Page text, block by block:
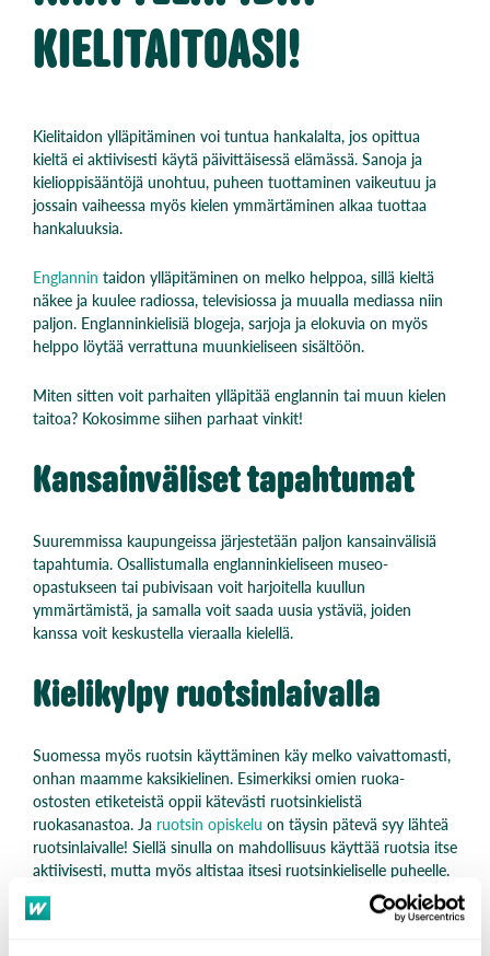
KIELITAITOASI!
Kielitaidon ylläpitäminen voi tuntua hankalalta, jos opittua
kieltä ei aktiivisesti käytä päivittäisessä elämässä. Sanoja ja
kielioppisääntöjä unohtuu, puheen tuottaminen vaikeutuu ja
jossain vaiheessa myös kielen ymmärtäminen alkaa tuottaa
hankaluuksia.
Englannin taidon ylläpitäminen on melko helppoa, sillä kieltä
näkee ja kuulee radiossa, televisiossa ja muualla mediassa niin
paljon. Englanninkielisiä blogeja, sarjoja ja elokuvia on myös
helppo löytää verrattuna muunkieliseen sisältöön.
Miten sitten voit parhaiten ylläpitää englannin tai muun kielen
taitoa? Kokosimme siihen parhaat vinkit!
Kansainväliset tapahtumat
Suuremmissa kaupungeissa järjestetään paljon kansainvälisiä
tapahtumia. Osallistumalla englanninkieliseen museo-
opastukseen tai pubivisaan voit harjoitella kuullun
ymmärtämistä, ja samalla voit saada uusia ystäviä, joiden
kanssa voit keskustella vieraalla kielellä.
Kielikylpy ruotsinlaivalla
Suomessa myös ruotsin käyttäminen käy melko vaivattomasti,
onhan maamme kaksikielinen. Esimerkiksi omien ruoka-
ostosten etiketeistä oppii kätevästi ruotsinkielistä
ruokasanastoa. Ja ruotsin opiskelu on täysin pätevä syy lähteä
ruotsinlaivalle! Siellä sinulla on mahdollisuus käyttää ruotsia itse
aktiivisesti, mutta myös altistaa itsesi ruotsinkieliselle puheelle.
Hanki kielikaveri